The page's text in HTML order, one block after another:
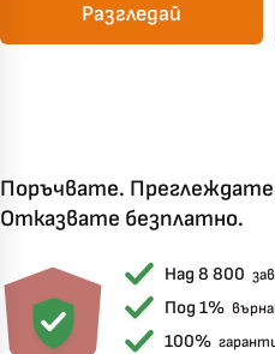
Разгледай
Поръчвате.
Отказвате безплатно.
Над 8 800
Под 1%
100%